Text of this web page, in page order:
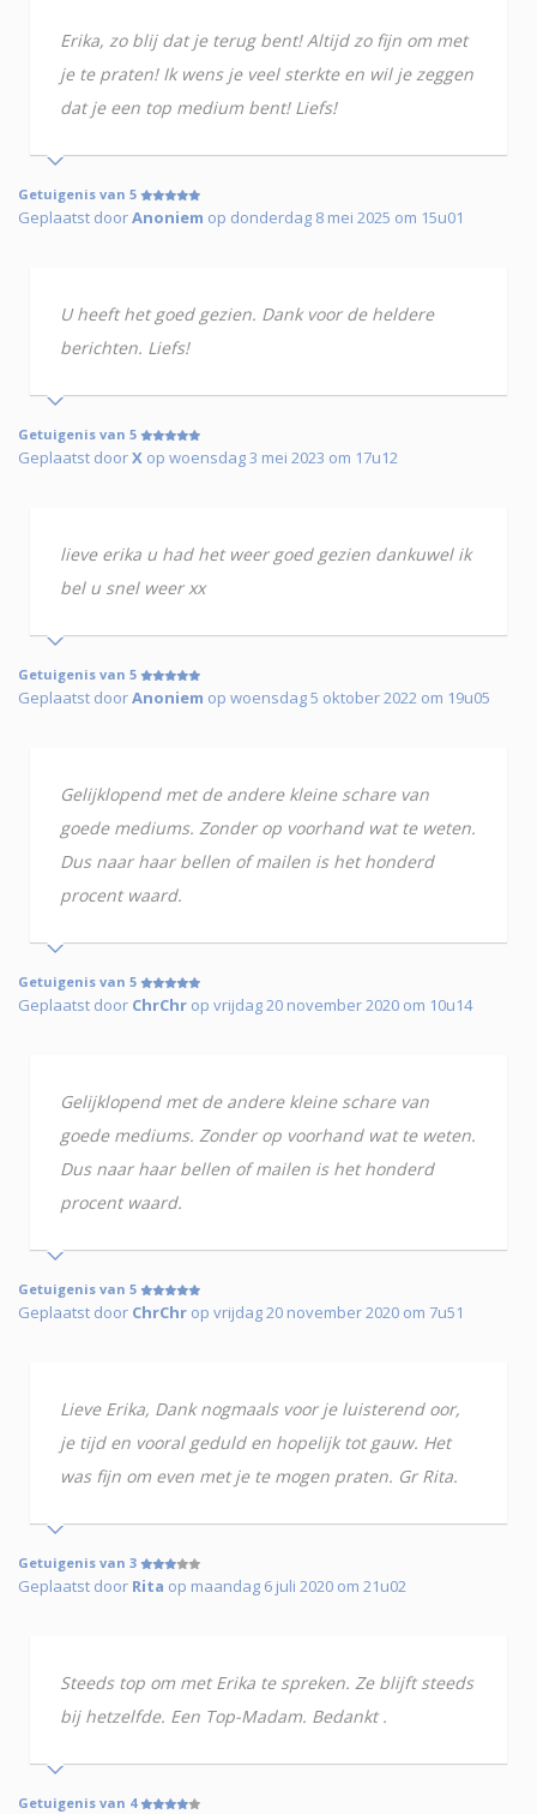
Erika, zo blij dat je terug bent! Altijd zo fijn om met
je te praten! Ik wens je veel sterkte en wil je zeggen
dat je een top medium bent! Liefs!
Getuigenis van 5
Geplaatst doorAnoniem op donderdag 8 mei 2025 om 15u01
U heeft het goed gezien. Dank voor de heldere
berichten. Liefs!
Getuigenis van 5
Geplaatst doorX op woensdag 3 mei 2023 om 17u12
lieve erika u had het weer goed gezien dankuwel ik
bel u snel weer xx
Getuigenis van 5
Geplaatst doorAnoniem op woensdag 5 oktober 2022 om 19u05
Gelijklopend met de andere kleine schare van
goede mediums. Zonder op voorhand wat te weten.
Dus naar haar bellen of mailen is het honderd
procent waard.
Getuigenis van 5
Geplaatst door ChrChr op vrijdag 20 november 2020 om 10u14
Gelijklopend met de andere kleine schare van
goede mediums. Zonder op voorhand wat te weten.
Dus naar haar bellen of mailen is het honderd
procent waard.
Getuigenis van 5
Geplaatst door ChrChr op vrijdag 20 november 2020 om 7u51
Lieve Erika, Dank nogmaals voor je luisterend oor,
je tijd en vooral geduld en hopelijk tot gauw. Het
was fijn om even met je te mogen praten. Gr Rita.
Getuigenis van 3
Geplaatst door Rita op maandag 6 juli 2020 om 21u02
Steeds top om met Erika te spreken. Ze blijft steeds
bij hetzelfde. Een Top-Madam. Bedankt .
Getuigenis van 4